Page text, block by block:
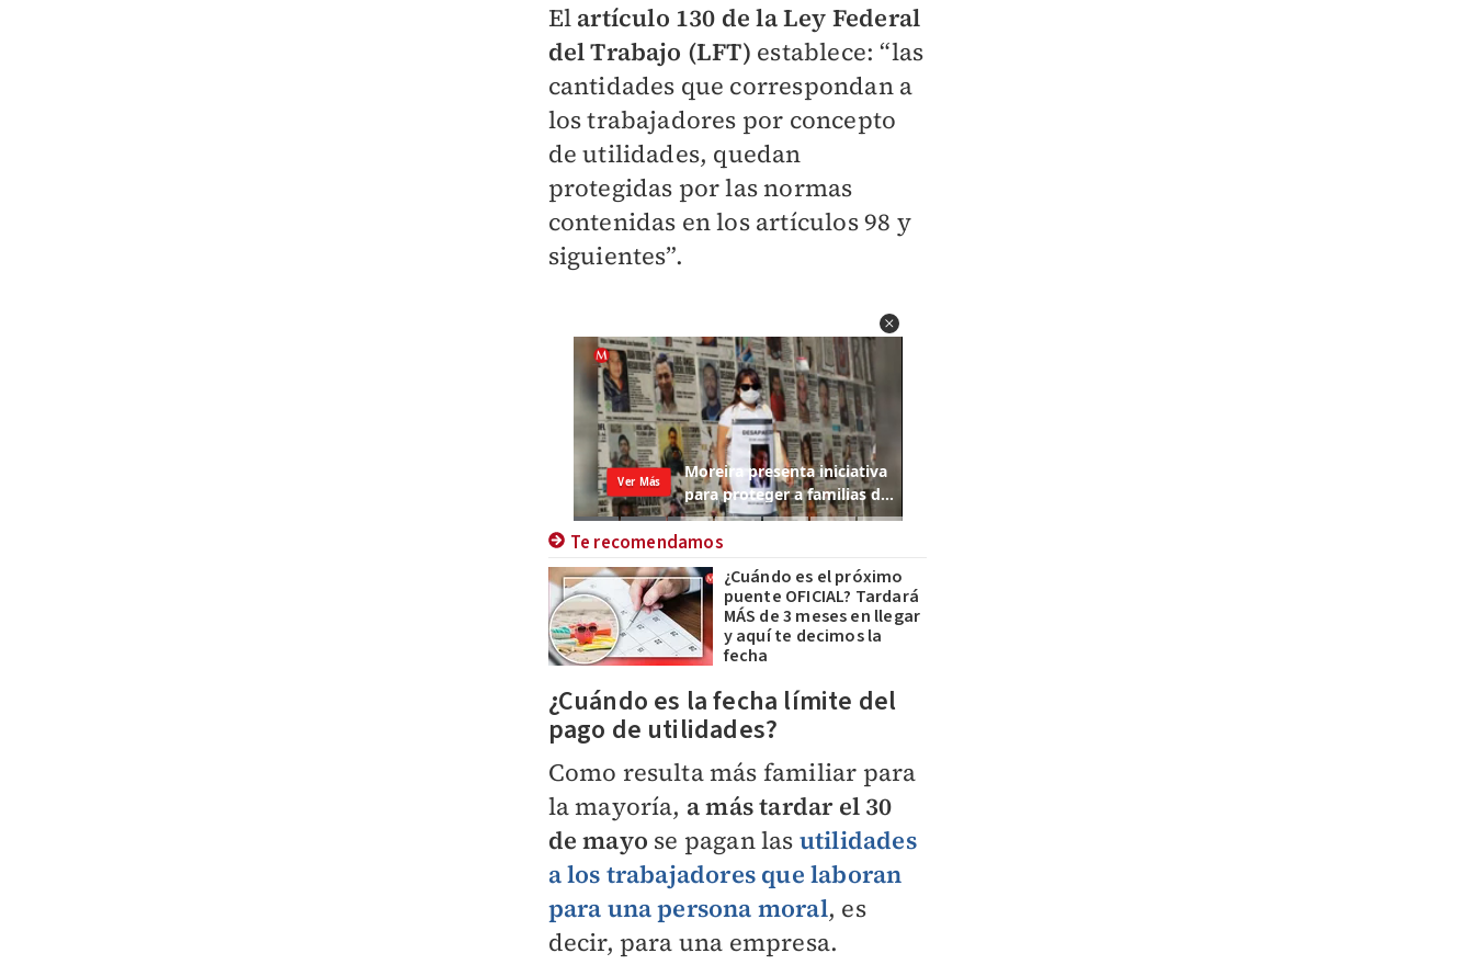
El artículo 130 de la Ley Federal
del Trabajo (LFT) establece: “las
cantidades que correspondan a
los trabajadores por concepto
de utilidades, quedan
protegidas por las normas
contenidas en los artículos 98 y
siguientes”.
Te recomendamos
¿Cuándo es el próximo
puente OFICIAL? Tardará
MÁS de 3 meses en llegar
y aquí te decimos la
fecha
¿Cuándo es la fecha límite del
pago de utilidades?
Como resulta más familiar para
la mayoría, a más tardar el 30
de mayo se pagan las utilidades
a los trabajadores que laboran
para una persona moral, es
decir, para una empresa.